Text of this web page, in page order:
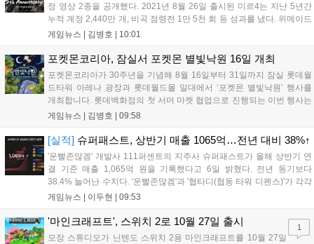
정 영상 2종을 공개했다. 2021년 8월 26일 출시된 미르4는 지난 5년간
누적 계정 2,440만 개, 비곡 점령전 1만 5천 회 등 성과를 냈다. 위메이드
는 감사의 의미를 담은 오리지널 음원 뮤직비디오와 성과 정리 영상을
하겠다는 의지를 밝혔다....
게임뉴스 | 김병호 10:01
포켓몬코리아, 잠실서 포켓몬 별빛낙원 16일 개최
포켓몬코리아가 30주년을 기념해 8월 16일부터 31일까지 잠실 롯데월
드타워 아레나 광장과 롯데월드몰 일대에서 ‘포켓몬 별빛낙원’ 행사를
개최합니다. 롯데백화점의 첫 서머 마켓 협업으로 진행되는 이번 행사는
초대형 잉어킹 수로와 LED 폭포 등 신비로운 테마 공간과 팝업스토어,
화점몰에서 진행되며, 방문객에게는 프로모 카드 등 다양한 혜택이 제공
됩니다. 포켓몬과 함께하는 이번 여름 축제는 포켓몬 공식 홈페이지를
통해 상세 내용을 확인할 수 있습니다....
게임뉴스 | 김병호 09:58
[실적] 슈퍼패스트, 상반기 매출 1065억…전년 대비 38%↑
'운빨존많겜' 개발사 111퍼센트의 지주사 슈퍼패스트가 올해 상반기 연
결 기준 매출 1,065억 원을 기록했다고 6일 밝혔다. 전년 동기보다
38.4% 늘어난 수치다. '운빨존많겜'과 '협타디(협동 타워 디펜스)'가 각각
629억 원과 329억 원을 올려 전체 매출의 90%를 채웠다. 특히 2024년
게임뉴스 | 이두현 09:53
'마인크래프트', 스위치 2로 10월 27일 출시
모장 스튜디오가 닌텐도 스위치 2용 마인크래프트를 10월 27일
1